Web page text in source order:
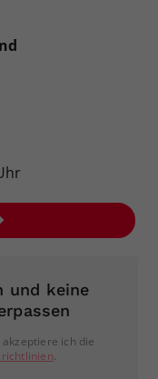
und keine
ich die
.